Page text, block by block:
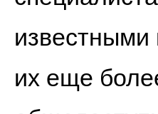
их еще